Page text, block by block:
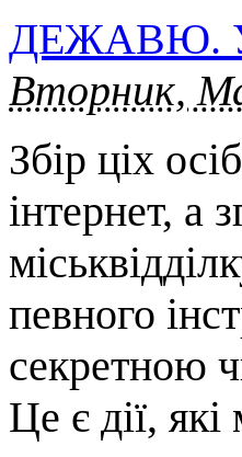
ДЕЖАВЮ.
Вторник,
Збір ціх
інтернет, а
певного
секретною
Це є дії,